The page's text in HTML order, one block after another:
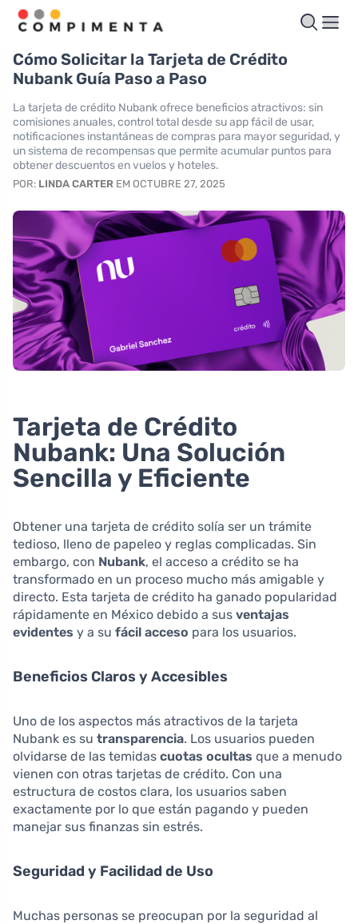
Cómo Solicitar la Tarjeta de Crédito
Nubank Guía Paso a Paso
La tarjeta de crédito Nubank ofrece beneficios atractivos: sin
comisiones anuales, control total desde su app fácil de usar,
notificaciones instantáneas de compras para mayor seguridad, y
un sistema de recompensas que permite acumular puntos para
obtener descuentos en vuelos y hoteles.
POR: LINDA CARTER EM OCTUBRE 27, 2025
Tarjeta de Crédito
Nubank: Una Solución
Sencilla y Eficiente
Obtener una tarjeta de crédito solía ser un trámite
tedioso, lleno de papeleo y reglas complicadas. Sin
embargo, con Nubank, el acceso a crédito se ha
transformado en un proceso mucho más amigable y
directo. Esta tarjeta de crédito ha ganado popularidad
rápidamente en México debido a sus ventajas
evidentes y a su fácil acceso para los usuarios.
Beneficios Claros y Accesibles
Uno de los aspectos más atractivos de la tarjeta
Nubank es su transparencia. Los usuarios pueden
olvidarse de las temidas cuotas ocultas que a menudo
vienen con otras tarjetas de crédito. Con una
estructura de costos clara, los usuarios saben
exactamente por lo que están pagando y pueden
manejar sus finanzas sin estrés.
Seguridad y Facilidad de Uso
Muchas personas se preocupan por la seguridad al